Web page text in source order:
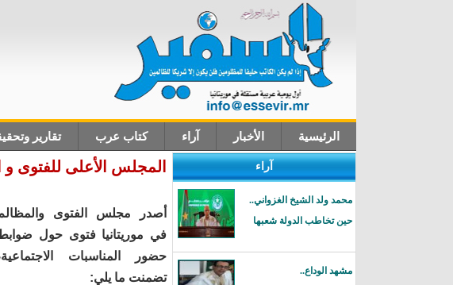
الرئيسية الأخبار آراء كتاب عرب تقارير
آراء
محمد ولد الشيخ الغزواني..
حين تخاطب الدولة شعبها
مشهد الوداع..
المجلس الأعلى للفتوى
أصدر مجلس الفتوى
في موريتانيا فتوى حول
حضور المناسبات
تضمنت ما يلي: